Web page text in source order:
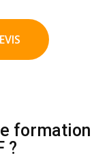
formation
?